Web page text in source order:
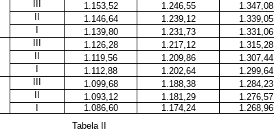
1.153,52 1.246,55
1.347,08
1.146,64 1.239,12
1.339,05
1.139,80 1.231,73 1.331,06
1.126,28 1.217,12
1.315,28
1.119,56 1.209,86
1.307,44
1.112,88 1.202,64 1.299,64
1.099,68 1.188,38
1.284,23
1.093,12 1.181,29
1.276,57
1.086,60 1.174,24
1.268,96
Tabela II